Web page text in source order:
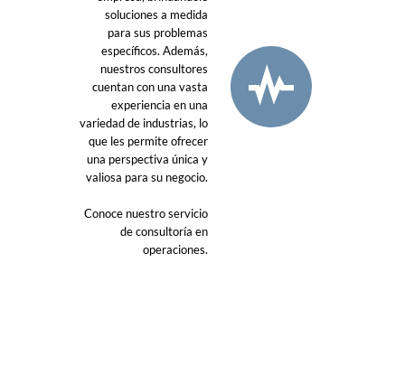
soluciones a medida
para sus problemas
específicos. Además,
nuestros consultores
cuentan con una vasta
experiencia en una
variedad de industrias, lo
que les permite ofrecer
una perspectiva única y
valiosa para su negocio.
Conoce nuestro servicio
de consultoría en
operaciones.